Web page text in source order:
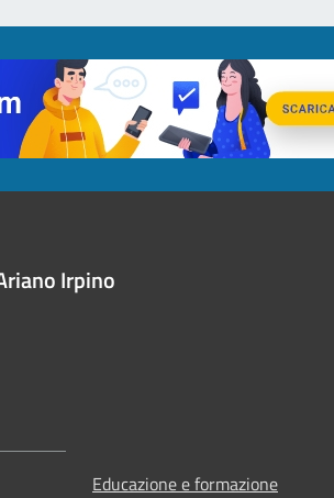
Irpino
Educazione e formazione